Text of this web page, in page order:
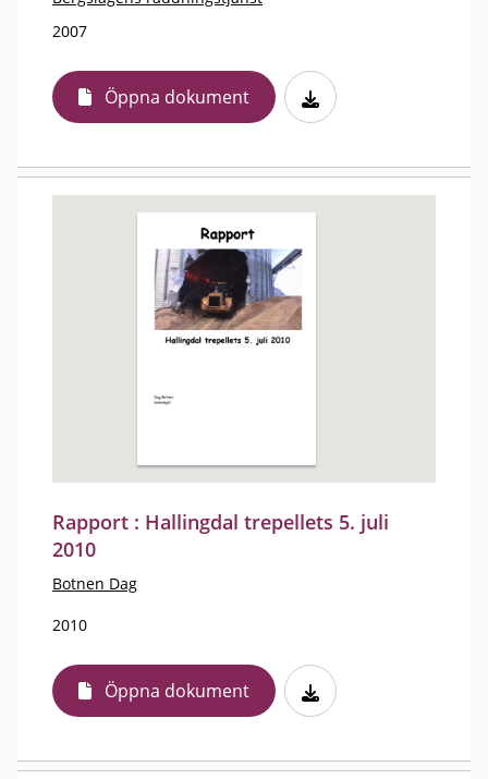
2007
Öppna dokument
Rapport : Hallingdal trepellets 5. juli
2010
Botnen Dag
2010
Öppna dokument